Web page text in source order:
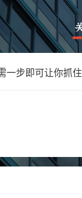
一步即可让你抓